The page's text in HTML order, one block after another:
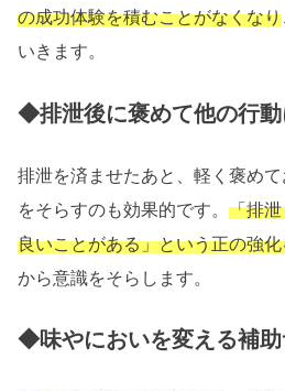
の成功体験を積むことがなくなり
いきます。
◆排泄後に褒めて他の行動
排泄を済ませたあと、軽く褒め
をそらすのも効果的です。「排
良いことがある」という正の強
から意識をそらします。
◆味やにおいを変える補助